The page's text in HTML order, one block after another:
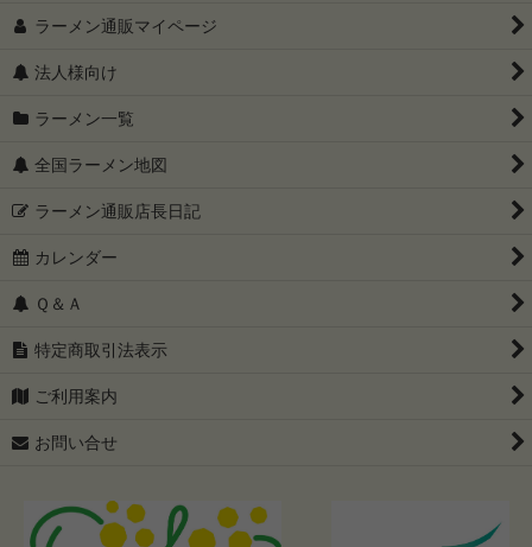
ラーメン通販マイページ
法人様向け
ラーメン一覧
全国ラーメン地図
ラーメン通販店長日記
カレンダー
Ｑ＆Ａ
特定商取引法表示
ご利用案内
お問い合せ